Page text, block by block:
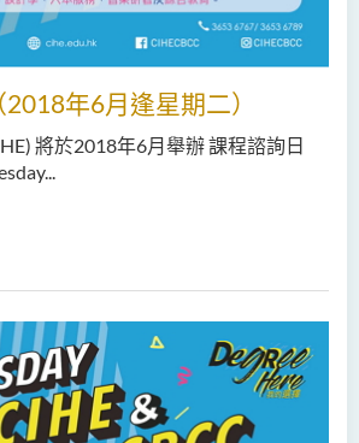
年6月逢星期二）
將於2018年6月舉辦 課程諮詢日